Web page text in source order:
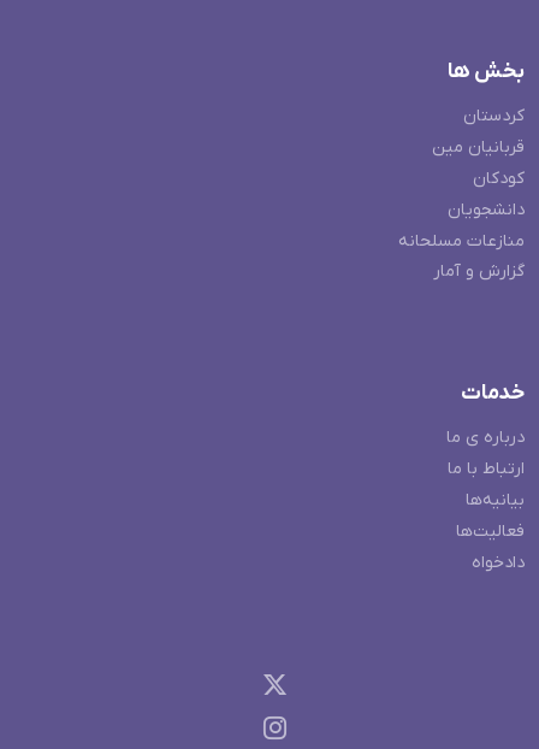
بخش ها
کردستان
قربانیان مین
کودکان
دانشجویان
منازعات مسلحانه
گزارش و آمار
خدمات
درباره ی ما
ارتباط با ما
بیانیه‌ها
فعالیت‌ها
دادخواه